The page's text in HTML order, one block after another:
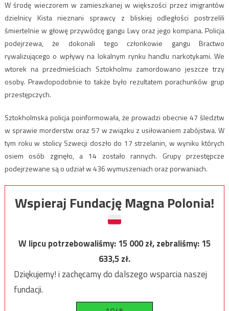
W środę wieczorem w zamieszkanej w większości przez imigrantów
dzielnicy Kista nieznani sprawcy z bliskiej odległości postrzelili
śmiertelnie w głowę przywódcę gangu Lwy oraz jego kompana. Policja
podejrzewa, że dokonali tego członkowie gangu Bractwo
rywalizującego o wpływy na lokalnym rynku handlu narkotykami. We
wtorek na przedmieściach Sztokholmu zamordowano jeszcze trzy
osoby. Prawdopodobnie to także było rezultatem porachunków grup
przestępczych.
Sztokholmska policja poinformowała, że prowadzi obecnie 47 śledztw
w sprawie morderstw oraz 57 w związku z usiłowaniem zabójstwa. W
tym roku w stolicy Szwecji doszło do 17 strzelanin, w wyniku których
osiem osób zginęło, a 14 zostało rannych. Grupy przestępcze
podejrzewane są o udział w 436 wymuszeniach oraz porwaniach.
Wspieraj Fundację Magna Polonia!
W lipcu potrzebowaliśmy:15 000zł, zebraliśmy:15
633,5zł.
Dziękujemy! i zachęcamy do dalszego wsparcia naszej
fundacji.